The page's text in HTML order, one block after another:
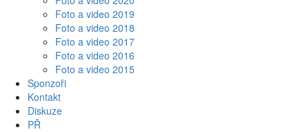
Foto a video 2019
Foto a video 2018
Foto a video 2017
Foto a video 2016
Foto a video 2015
Sponzoři
Kontakt
Diskuze
PŘ